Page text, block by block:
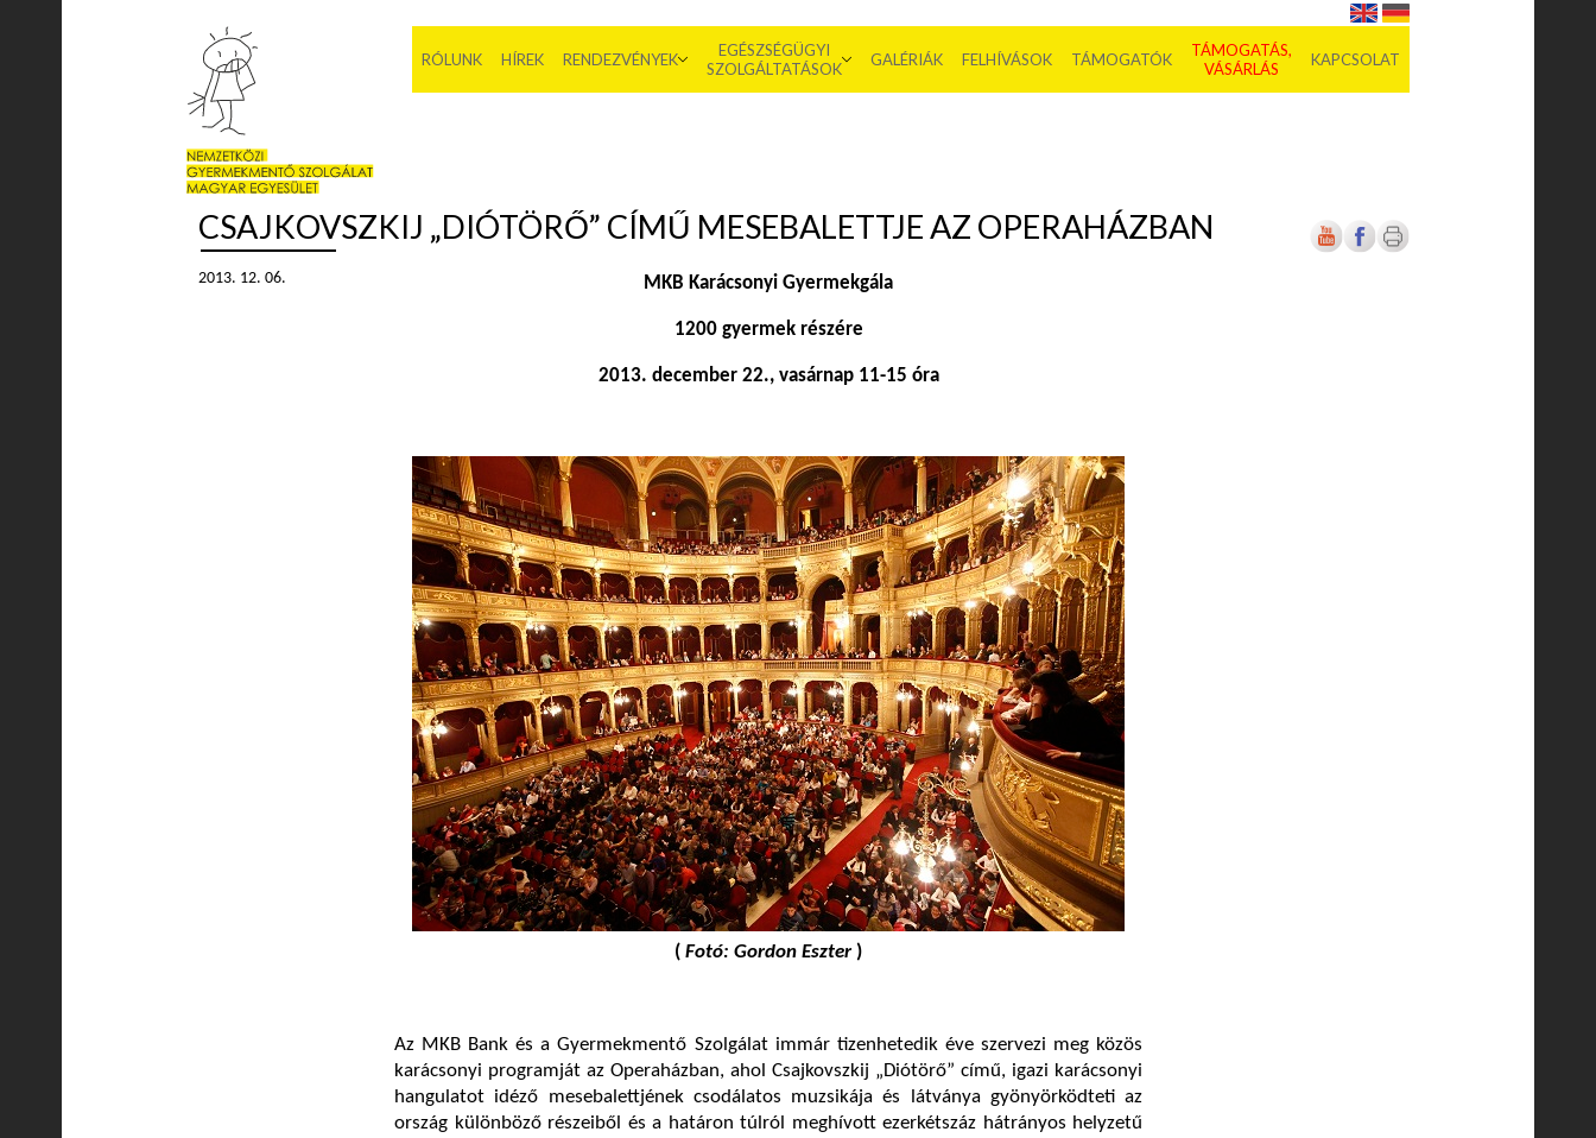
RÓLUNK HÍREK RENDEZVÉNYEK
EGÉSZSÉGÜGYI
SZOLGÁLTATÁSOK
GALÉRIÁK FELHÍVÁSOK TÁMOGATÓK
TÁMOGATÁS,
VÁSÁRLÁS
KAPCSOLAT
CSAJKOVSZKIJ „DIÓTÖRŐ” CÍMŰ MESEBALETTJE AZ OPERAHÁZBAN
2013. 12. 06. MKB Karácsonyi Gyermekgála
1200 gyermek részére
2013. december 22., vasárnap 11-15 óra
( Fotó: Gordon Eszter )
Az MKB Bank és a Gyermekmentő Szolgálat immár tizenhetedik éve szervezi meg közös
karácsonyi programját az Operaházban, ahol Csajkovszkij „Diótörő” című, igazi karácsonyi
hangulatot idéző mesebalettjének csodálatos muzsikája és látványa gyönyörködteti az
ország különböző részeiből és a határon túlról meghívott ezerkétszáz hátrányos helyzetű